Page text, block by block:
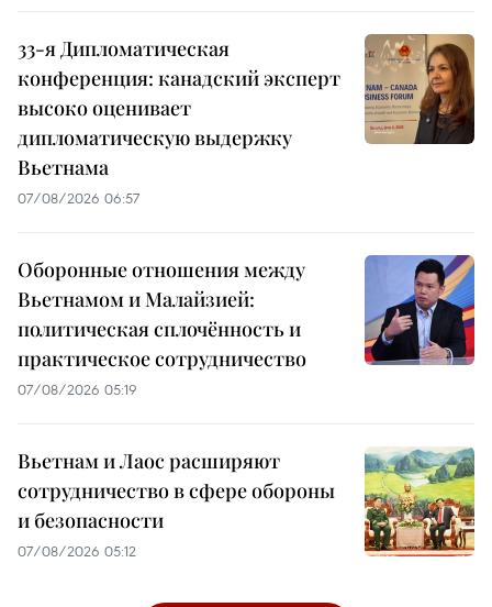
33-я Дипломатическая
конференция: канадский эксперт
высоко оценивает
дипломатическую выдержку
Вьетнама
07/08/2026 06:57
Оборонные отношения между
Вьетнамом и Малайзией:
политическая сплочённость и
практическое сотрудничество
07/08/2026 05:19
Вьетнам и Лаос расширяют
сотрудничество в сфере обороны
и безопасности
07/08/2026 05:12